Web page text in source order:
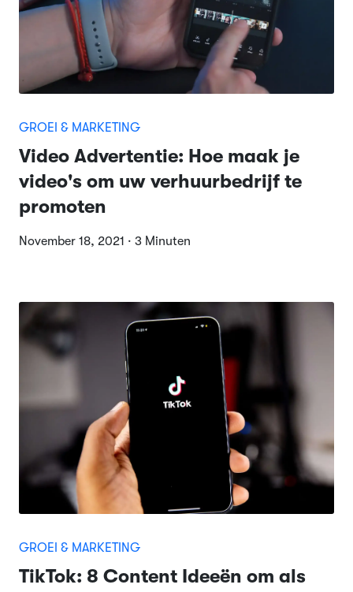
GROEI & MARKETING
Video Advertentie: Hoe maak je
video's om uw verhuurbedrijf te
promoten
November 18, 2021 · 3 Minuten
GROEI & MARKETING
TikTok: 8 Content Ideeën om als